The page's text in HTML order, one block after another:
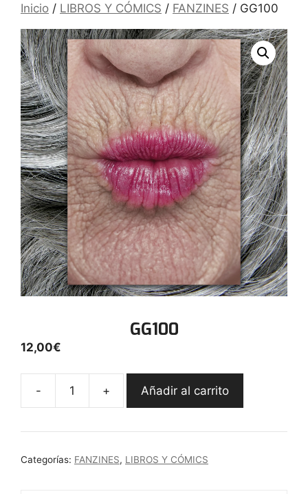
Inicio / LIBROS Y CÓMICS / FANZINES / GG100
GG100
12,00€
-
GG100
+ Añadir al carrito
Categorías: FANZINES, LIBROS Y CÓMICS